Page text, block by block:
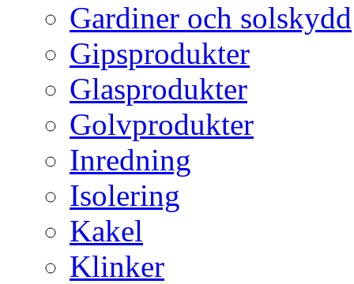
Gardiner och solskydd
Gipsprodukter
Glasprodukter
Golvprodukter
Inredning
Isolering
Kakel
Klinker